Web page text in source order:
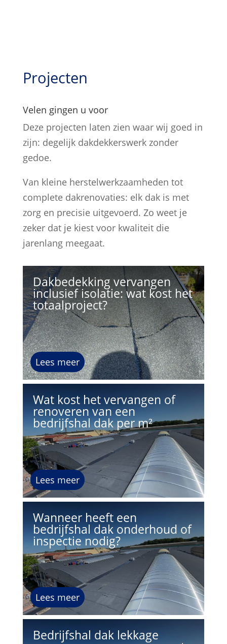
Projecten
Velen gingen u voor
Deze projecten laten zien waar wij goed in
zijn: degelijk dakdekkerswerk zonder
gedoe.
Van kleine herstelwerkzaamheden tot
complete dakrenovaties: elk dak is met
zorg en precisie uitgevoerd. Zo weet je
zeker dat je kiest voor kwaliteit die
jarenlang meegaat.
Dakbedekking vervangen
inclusief isolatie: wat kost het
totaalproject?
Lees meer
Wat kost het vervangen of
renoveren van een
bedrijfshal dak per m²
Lees meer
Wanneer heeft een
bedrijfshal dak onderhoud of
inspectie nodig?
Lees meer
Bedrijfshal dak lekkage